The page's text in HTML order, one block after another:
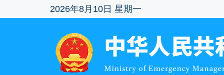
2026年8月10日 星期一